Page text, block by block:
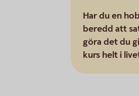
Har du en
beredd att
göra det du
kurs helt i